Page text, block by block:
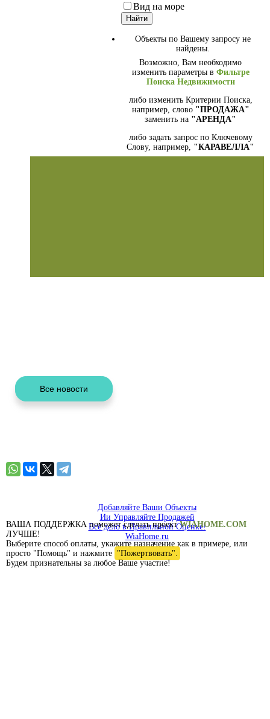
Вид на море
Объекты по Вашему запросу не
найдены.
Возможно, Вам необходимо
изменить параметры в Фильтре
Поиска Недвижимости
либо изменить Критерии Поиска,
например, слово "ПРОДАЖА"
заменить на "АРЕНДА"
либо задать запрос по Ключевому
Слову, например, "КАРАВЕЛЛА"
Добавляйте Ваши Объекты
Ии Управляйте Продажей
Всё дело в Правильной Оценке!
WiaHome.ru
ВАША ПОДДЕРЖКА поможет сделать проектWIAHOME.COM
ЛУЧШЕ!
Выберите способ оплаты, укажите назначение как в примере, или
просто "Помощь" и нажмите "Пожертвовать".
Будем признательны за любое Ваше участие!